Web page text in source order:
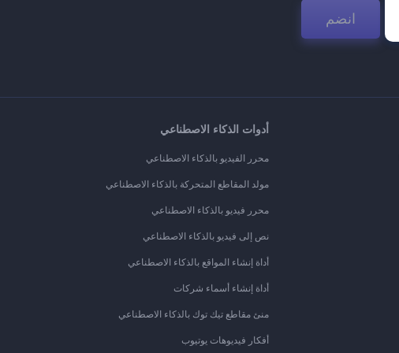
انضم
أدوات الذكاء الاصطناعي
محرر الفيديو بالذكاء الاصطناعي
مولد المقاطع المتحركة بالذكاء الاصطناعي
محرر فيديو بالذكاء الاصطناعي
نص إلى فيديو بالذكاء الاصطناعي
أداة إنشاء المواقع بالذكاء الاصطناعي
أداة إنشاء أسماء شركات
منئ مقاطع تيك توك بالذكاء الاصطناعي
أفكار فيديوهات يوتيوب